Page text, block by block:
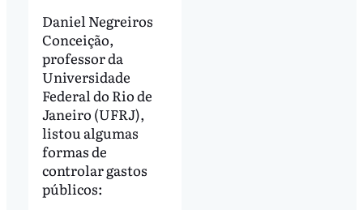
Daniel Negreiros
Conceição,
professor da
Universidade
Federal do Rio de
Janeiro (UFRJ),
listou algumas
formas de
controlar gastos
públicos: